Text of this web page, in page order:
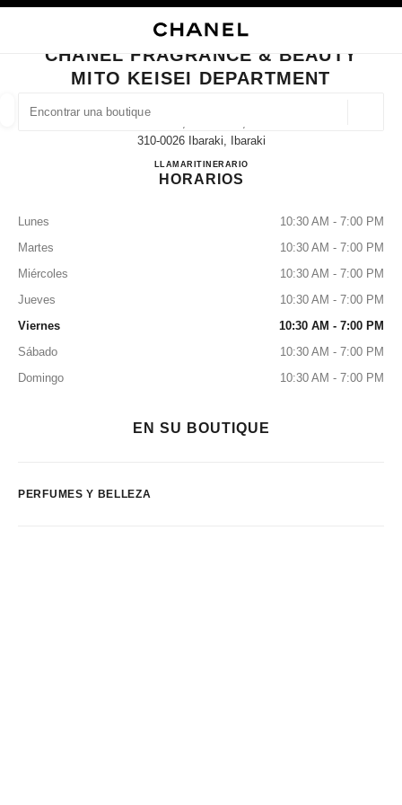
BUSCAR UNA BOUTIQUE
las sugerencias se muestran debajo de esta barra de búsqueda
0 Sugerencias disponibles
CERRAR TARJETA DE BOUTIQUE CHANEL FRAGRANCE & BEAUTY MITO
CHANEL FRAGRANCE & BEAUTY
MITO KEISEI DEPARTMENT
310-0026 Ibaraki, Ibaraki
LLAMAR029-227-7918
ITINERARIOCHANEL FRAGRANCE &
HORARIOS
Lunes
10:30 AM - 7:00 PM
Martes
10:30 AM - 7:00 PM
Miércoles
10:30 AM - 7:00 PM
Jueves
10:30 AM - 7:00 PM
Viernes
10:30 AM - 7:00 PM
Sábado
10:30 AM - 7:00 PM
Domingo
10:30 AM - 7:00 PM
EN SU BOUTIQUE
PERFUMES Y BELLEZA
RELOJERÍA Y JOYERÍA